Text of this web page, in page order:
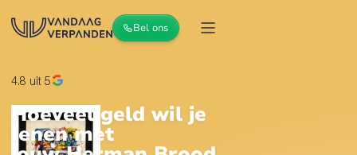
Bel ons
4.8 uit 5
Hoeveel geld wil je
lenen met